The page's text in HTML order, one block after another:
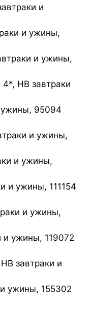
и
и ужины,
и ужины,
HB завтраки
ужины, 95094
и ужины,
и ужины,
и ужины, 111154
и ужины,
и ужины, 119072
завтраки и
ужины, 155302